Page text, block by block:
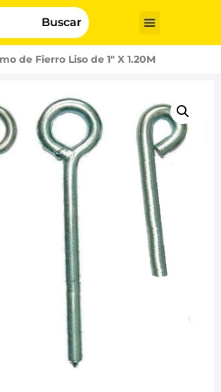
Buscar
de Fierro Liso de 1″ X 1.20M